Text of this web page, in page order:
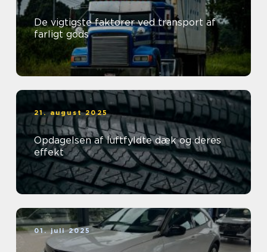
De vigtigste faktorer ved transport af
farligt gods
21. august 2025
Opdagelsen af luftfyldte dæk og deres
effekt
01. juli 2025